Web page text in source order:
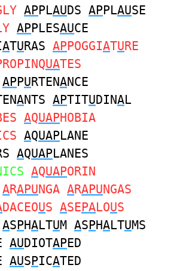
APPLAUDS APPLAUSE
APPLESAUCE
ATURAS APPOGGIATURE
UATES
APPURTENANCE
ANTS APTITUDINAL
AQUAPHOBIA
AQUAPLANE
AQUAPLANES
AQUAPORIN
ARAPUNGA ARAPUNGAS
DACEOUS ASEPALOUS
ASPHALTUM ASPHALTUMS
AUDIOTAPED
AUSPICATED